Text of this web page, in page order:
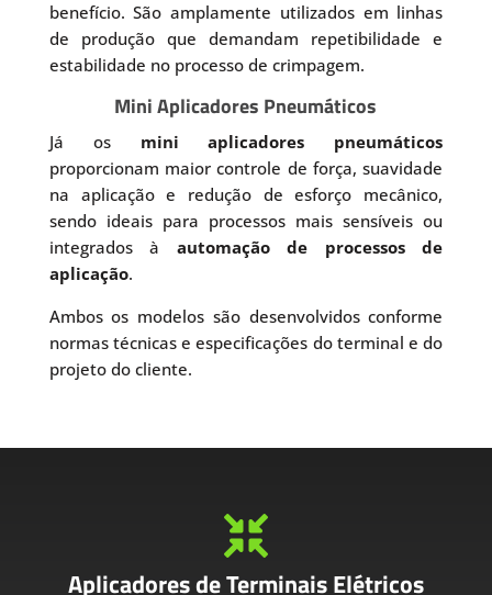
benefício. São amplamente utilizados em linhas
de produção que demandam repetibilidade e
estabilidade no processo de crimpagem.
Mini Aplicadores Pneumáticos
Já os mini aplicadores pneumáticos
proporcionam maior controle de força, suavidade
na aplicação e redução de esforço mecânico,
sendo ideais para processos mais sensíveis ou
integrados à automação de processos de
aplicação.
Ambos os modelos são desenvolvidos conforme
normas técnicas e especificações do terminal e do
projeto do cliente.

Aplicadores de Terminais Elétricos